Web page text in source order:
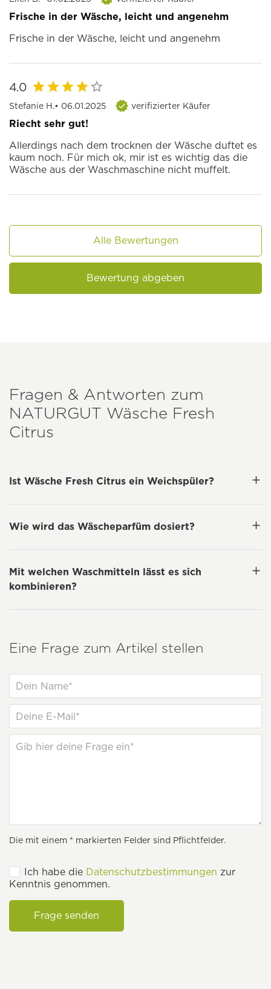
Frische in der Wäsche, leicht und angenehm
Frische in der Wäsche, leicht und angenehm
4.0
Stefanie H.• 06.01.2025 verifizierter Käufer
Riecht sehr gut!
Allerdings nach dem trocknen der Wäsche duftet es
kaum noch. Für mich ok, mir ist es wichtig das die
Wäsche aus der Waschmaschine nicht muffelt.
Alle Bewertungen
Bewertung abgeben
Fragen & Antworten zum
NATURGUT Wäsche Fresh
Citrus
Ist Wäsche Fresh Citrus ein Weichspüler?
Wie wird das Wäscheparfüm dosiert?
Mit welchen Waschmitteln lässt es sich
kombinieren?
Eine Frage zum Artikel stellen
Die mit einem * markierten Felder sind Pflichtfelder.
Ich habe die Datenschutzbestimmungen zur
Kenntnis genommen.
Frage senden